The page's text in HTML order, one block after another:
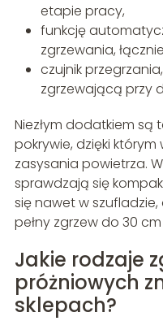
etapie pracy,
funkcję
zgrzewania,
czujnik
zgrzewającą przy
Niezłym dodatkiem są
pokrywie, dzięki którym
zasysania powietrza.
sprawdzają się
się nawet w
pełny zgrzew do 30
Jakie rodzaje
próżniowych
sklepach?